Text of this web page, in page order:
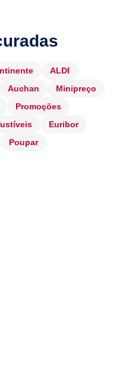
ALDI
Auchan
Minipreço
Promoções
Euribor
Poupar